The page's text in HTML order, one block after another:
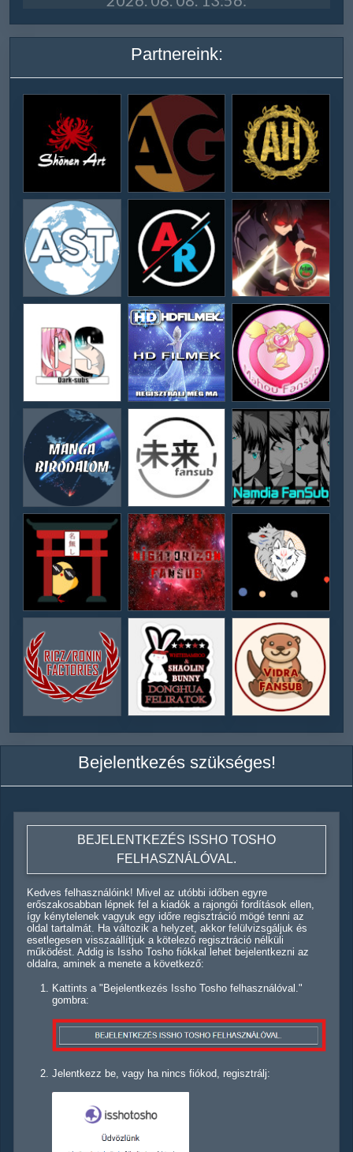
Partnereink:
Bejelentkezés szükséges!
BEJELENTKEZÉS ISSHO TOSHO
FELHASZNÁLÓVAL.
Kedves felhasználóink! Mivel az utóbbi időben egyre
erőszakosabban lépnek fel a kiadók a rajongói fordítások ellen,
így kénytelenek vagyuk egy időre regisztráció mögé tenni az
oldal tartalmát. Ha változik a helyzet, akkor felülvizsgáljuk és
esetlegesen visszaállítjuk a kötelező regisztráció nélküli
működést. Addig is Issho Tosho fiókkal lehet bejelentkezni az
oldalra, aminek a menete a következő:
Kattints a "Bejelentkezés Issho Tosho felhasználóval."
gombra:
Jelentkezz be, vagy ha nincs fiókod, regisztrálj: